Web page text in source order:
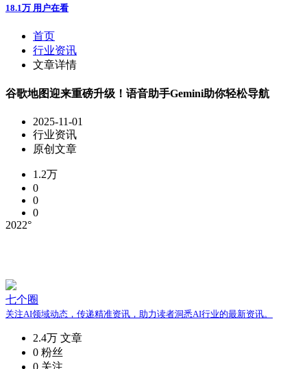
18.1万 用户在看
首页
行业资讯
文章详情
谷歌地图迎来重磅升级！语音助手Gemini助你轻松导航
2025-11-01
行业资讯
原创文章
1.2万
0
0
0
2022°
七个圈
关注AI领域动态，传递精准资讯，助力读者洞悉AI行业的最新资讯。
2.4万 文章
0 粉丝